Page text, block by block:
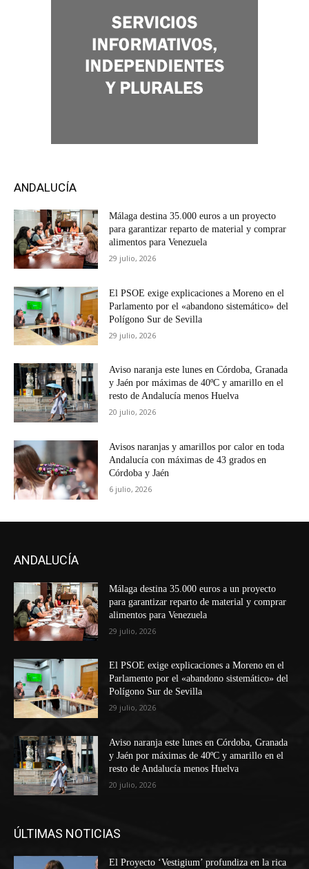
ANDALUCÍA
Málaga destina 35.000 euros a un proyecto
para garantizar reparto de material y comprar
alimentos para Venezuela
29 julio, 2026
El PSOE exige explicaciones a Moreno en el
Parlamento por el «abandono sistemático» del
Polígono Sur de Sevilla
29 julio, 2026
Aviso naranja este lunes en Córdoba, Granada
y Jaén por máximas de 40ºC y amarillo en el
resto de Andalucía menos Huelva
20 julio, 2026
Avisos naranjas y amarillos por calor en toda
Andalucía con máximas de 43 grados en
Córdoba y Jaén
6 julio, 2026
ANDALUCÍA
Málaga destina 35.000 euros a un proyecto
para garantizar reparto de material y comprar
alimentos para Venezuela
29 julio, 2026
El PSOE exige explicaciones a Moreno en el
Parlamento por el «abandono sistemático» del
Polígono Sur de Sevilla
29 julio, 2026
Aviso naranja este lunes en Córdoba, Granada
y Jaén por máximas de 40ºC y amarillo en el
resto de Andalucía menos Huelva
20 julio, 2026
ÚLTIMAS NOTICIAS
El Proyecto ‘Vestigium’ profundiza en la rica